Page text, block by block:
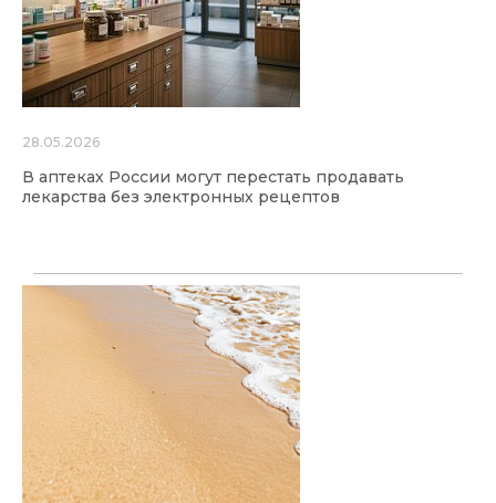
28.05.2026
В аптеках России могут перестать продавать
лекарства без электронных рецептов